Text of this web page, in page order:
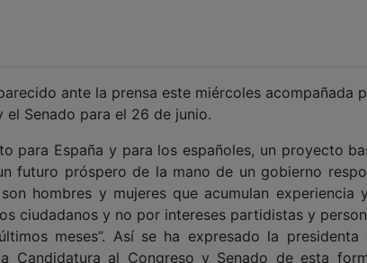
ante la prensa este miércoles acompañada
Senado para el 26 de junio.
para España y para los españoles, un proyecto
futuro próspero de la mano de un gobierno
hombres y mujeres que acumulan experiencia
ciudadanos y no por intereses partidistas y
meses”. Así se ha expresado la presidenta
Candidatura al Congreso y Senado de esta